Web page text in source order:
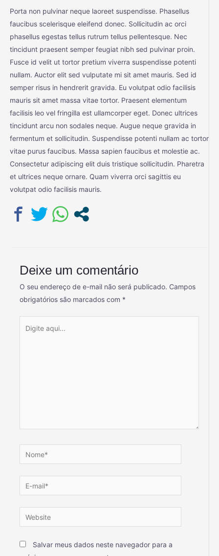
Porta non pulvinar neque laoreet suspendisse. Phasellus
faucibus scelerisque eleifend donec. Sollicitudin ac orci
phasellus egestas tellus rutrum tellus pellentesque. Nec
tincidunt praesent semper feugiat nibh sed pulvinar proin.
Fusce id velit ut tortor pretium viverra suspendisse potenti
nullam. Auctor elit sed vulputate mi sit amet mauris. Sed id
semper risus in hendrerit gravida. Eu volutpat odio facilisis
mauris sit amet massa vitae tortor. Praesent elementum
facilisis leo vel fringilla est ullamcorper eget. Donec ultrices
tincidunt arcu non sodales neque. Augue neque gravida in
fermentum et sollicitudin. Suspendisse potenti nullam ac tortor
vitae purus faucibus. Massa sapien faucibus et molestie ac.
Consectetur adipiscing elit duis tristique sollicitudin. Pharetra
et ultrices neque ornare. Quam viverra orci sagittis eu
volutpat odio facilisis mauris.
Deixe um comentário
O seu endereço de e-mail não será publicado. Campos
obrigatórios são marcados com *
Salvar meus dados neste navegador para a